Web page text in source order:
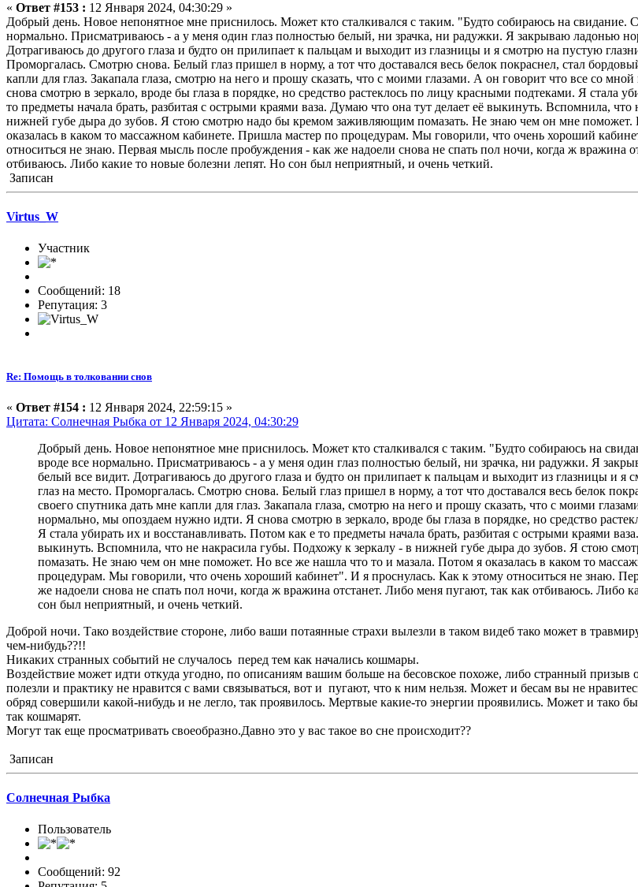
« Ответ #153 : 12 Января 2024, 04:30:29 »
Добрый день. Новое непонятное мне приснилось. Может кто сталкивался с таким. "Будто собираюсь на свидание.
нормально. Присматриваюсь - а у меня один глаз полностью белый, ни зрачка, ни радужки. Я закрываю ладонью
Дотрагиваюсь до другого глаза и будто он прилипает к пальцам и выходит из глазницы и я смотрю на пустую
Проморгалась. Смотрю снова. Белый глаз пришел в норму, а тот что доставался весь белок покраснел, стал
капли для глаз. Закапала глаза, смотрю на него и прошу сказать, что с моими глазами. А он говорит что все со
снова смотрю в зеркало, вроде бы глаза в порядке, но средство растеклось по лицу красными подтеками. Я стала
то предметы начала брать, разбитая с острыми краями ваза. Думаю что она тут делает её выкинуть. Вспомнила,
нижней губе дыра до зубов. Я стою смотрю надо бы кремом заживляющим помазать. Не знаю чем он мне поможет.
оказалась в каком то массажном кабинете. Пришла мастер по процедурам. Мы говорили, что очень хороший
относиться не знаю. Первая мысль после пробуждения - как же надоели снова не спать пол ночи, когда ж вражина
отбиваюсь. Либо какие то новые болезни лепят. Но сон был неприятный, и очень четкий.
Записан
Virtus_W
Участник
Сообщений: 18
Репутация: 3
Re: Помощь в толковании снов
« Ответ #154 : 12 Января 2024, 22:59:15 »
Цитата: Солнечная Рыбка от 12 Января 2024, 04:30:29
Добрый день. Новое непонятное мне приснилось. Может кто сталкивался с таким. "Будто собираюсь на
вроде все нормально. Присматриваюсь - а у меня один глаз полностью белый, ни зрачка, ни радужки. Я
белый все видит. Дотрагиваюсь до другого глаза и будто он прилипает к пальцам и выходит из глазницы и я
глаз на место. Проморгалась. Смотрю снова. Белый глаз пришел в норму, а тот что доставался весь белок
своего спутника дать мне капли для глаз. Закапала глаза, смотрю на него и прошу сказать, что с моими
нормально, мы опоздаем нужно идти. Я снова смотрю в зеркало, вроде бы глаза в порядке, но средство
Я стала убирать их и восстанавливать. Потом как е то предметы начала брать, разбитая с острыми краями
выкинуть. Вспомнила, что не накрасила губы. Подхожу к зеркалу - в нижней губе дыра до зубов. Я стою
помазать. Не знаю чем он мне поможет. Но все же нашла что то и мазала. Потом я оказалась в каком то
процедурам. Мы говорили, что очень хороший кабинет". И я проснулась. Как к этому относиться не знаю.
же надоели снова не спать пол ночи, когда ж вражина отстанет. Либо меня пугают, так как отбиваюсь. Либо
сон был неприятный, и очень четкий.
Доброй ночи. Тако воздействие стороне, либо ваши потаянные страхи вылезли в таком видеб тако может в
чем-нибудь??!!
Никаких странных событий не случалось перед тем как начались кошмары.
Воздействие может идти откуда угодно, по описаниям вашим больше на бесовское похоже, либо странный призыв
полезли и практику не нравится с вами связываться, вот и пугают, что к ним нельзя. Может и бесам вы не
обряд совершили какой-нибудь и не легло, так проявилось. Мертвые какие-то энергии проявились. Может и тако
так кошмарят.
Могут так еще просматривать своеобразно.Давно это у вас такое во сне происходит??
Записан
Солнечная Рыбка
Пользователь
Сообщений: 92